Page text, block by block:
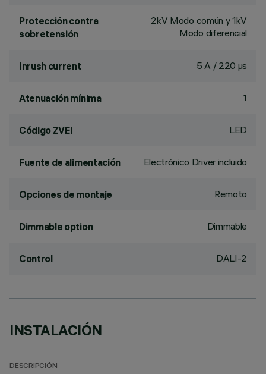
Protección contra
sobretensión
2kV Modo común y 1kV
Modo diferencial
Inrush current 5 A / 220 µs
Atenuación mínima 1
Código ZVEI LED
Fuente de alimentación Electrónico Driver incluido
Opciones de montaje Remoto
Dimmable option Dimmable
Control DALI-2
INSTALACIÓN
DESCRIPCIÓN